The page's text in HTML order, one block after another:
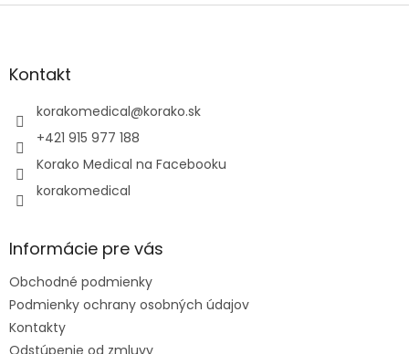
Z
äKontakt
korakomedical@korako.sk
+421 915 977 188
Korako Medical na Facebooku
korakomedical
Informácie pre vás
Obchodné podmienky
Podmienky ochrany osobných údajov
Kontakty